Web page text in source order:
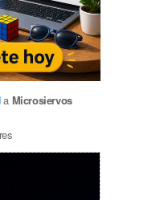
a Microsiervos